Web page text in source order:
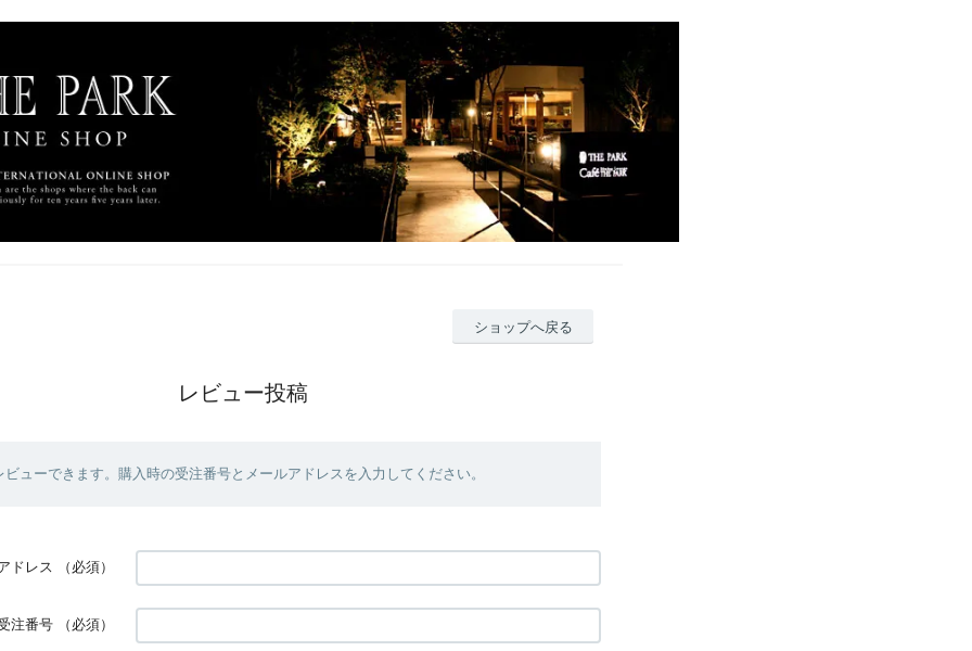
ショップへ戻る
レビュー投稿
ューできます。購入時の受注番号とメールアドレスを入力してください。
ドレス （必須）
注番号 （必須）